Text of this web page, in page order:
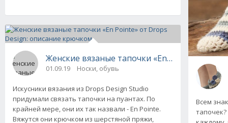
Женские вязаные тапочки «En Pointe» от
01.09.19 Носки, обувь
Искусники вязания из Drops Design Studio
придумали связать тапочки на пуантах. По
крайней мере, они их так назвали - En Pointe.
Вяжутся они крючком из шерстяной пряжи,
Всем